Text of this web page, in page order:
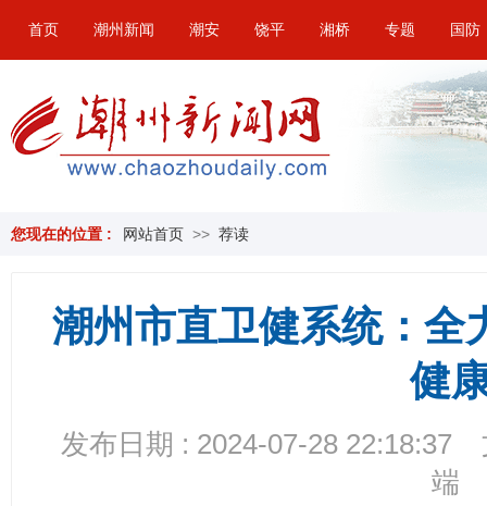
首页 潮州新闻 潮安 饶平 湘桥 专题 国防
您现在的位置 : 网站首页 >> 荐读
潮州市直卫健系统：全
健
发布日期 : 2024-07-28 22:18:37
端